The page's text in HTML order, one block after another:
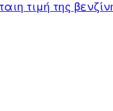
η τιμή της